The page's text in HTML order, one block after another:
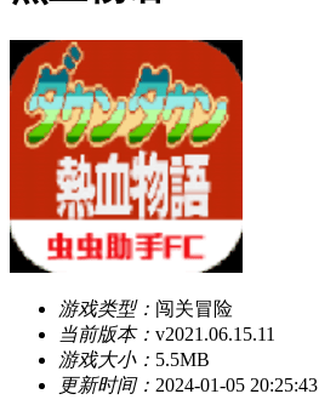
游戏类型： 闯关冒险
当前版本： v2021.06.15.11
游戏大小： 5.5MB
更新时间： 2024-01-05 20:25:43